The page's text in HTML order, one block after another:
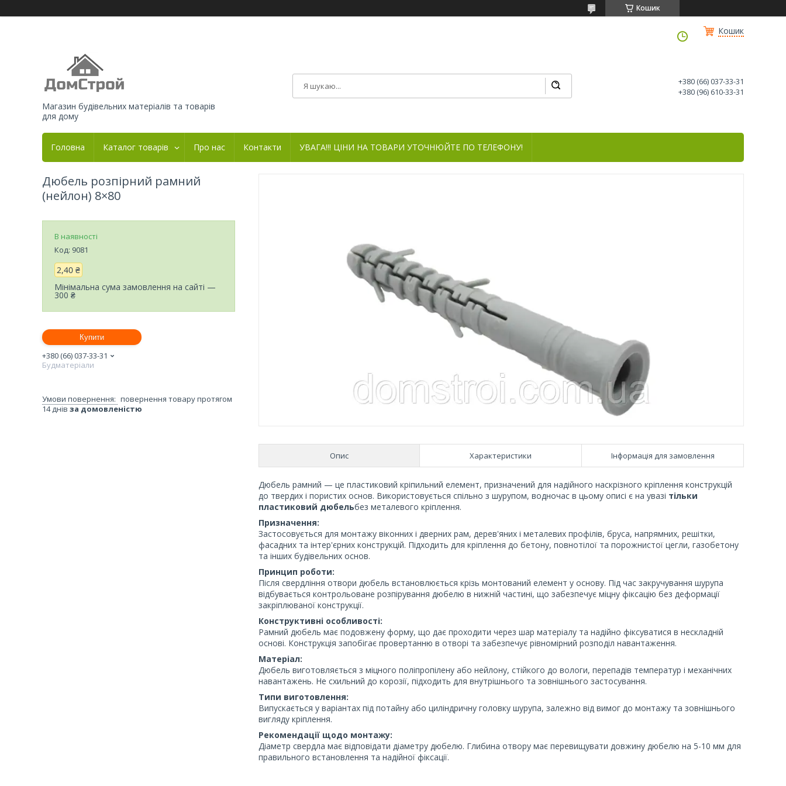
Кошик
Кошик
Магазин будівельних матеріалів та товарів
для дому
+380 (66) 037-33-31
+380 (96) 610-33-31
Головна Каталог товарів Про нас Контакти УВАГА!!! ЦІНИ НА ТОВАРИ УТОЧНЮЙТЕ ПО ТЕЛЕФОНУ!
Опис Характеристики Інформація для замовлення
Дюбель рамний — це пластиковий кріпильний елемент, призначений для надійного наскрізного кріплення конструкцій
до твердих і пористих основ. Використовується спільно з шурупом, водночас в цьому описі є на увазі тільки
пластиковий дюбельбез металевого кріплення.
Призначення:
Застосовується для монтажу віконних і дверних рам, дерев'яних і металевих профілів, бруса, напрямних, решітки,
фасадних та інтер'єрних конструкцій. Підходить для кріплення до бетону, повнотілої та порожнистої цегли, газобетону
та інших будівельних основ.
Принцип роботи:
Після свердління отвори дюбель встановлюється крізь монтований елемент у основу. Під час закручування шурупа
відбувається контрольоване розпірування дюбелю в нижній частині, що забезпечує міцну фіксацію без деформації
закріплюваної конструкції.
Конструктивні особливості:
Рамний дюбель має подовжену форму, що дає проходити через шар матеріалу та надійно фіксуватися в нескладній
основі. Конструкція запобігає провертанню в отворі та забезпечує рівномірний розподіл навантаження.
Матеріал:
Дюбель виготовляється з міцного поліпропілену або нейлону, стійкого до вологи, перепадів температур і механічних
навантажень. Не схильний до корозії, підходить для внутрішнього та зовнішнього застосування.
Типи виготовлення:
Випускається у варіантах під потайну або циліндричну головку шурупа, залежно від вимог до монтажу та зовнішнього
вигляду кріплення.
Рекомендації щодо монтажу:
Діаметр свердла має відповідати діаметру дюбелю. Глибина отвору має перевищувати довжину дюбелю на 5-10 мм для
правильного встановлення та надійної фіксації.
Дюбель розпірний рамний
(нейлон) 8×80
В наявності
Код: 9081
2,40 ₴
Мінімальна сума замовлення на сайті —
300 ₴
Купити
+380 (66) 037-33-31
Будматеріали
повернення товару протягом
14 днів за домовленістю